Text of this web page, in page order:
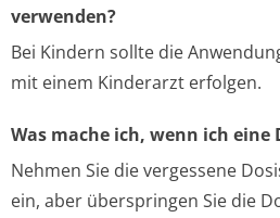
verwenden?
Bei Kindern sollte die
mit einem Kinderarzt erfolgen.
Was mache ich, wenn ich eine
Nehmen Sie die vergessene
ein, aber überspringen Sie die